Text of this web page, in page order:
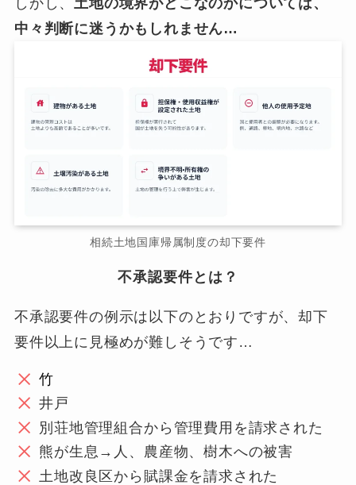
しかし、土地の境界がどこなのかについては、
中々判断に迷うかもしれません…
相続土地国庫帰属制度の却下要件
不承認要件とは？
不承認要件の例示は以下のとおりですが、却下
要件以上に見極めが難しそうです…
竹
井戸
別荘地管理組合から管理費用を請求された
熊が生息→人、農産物、樹木への被害
土地改良区から賦課金を請求された